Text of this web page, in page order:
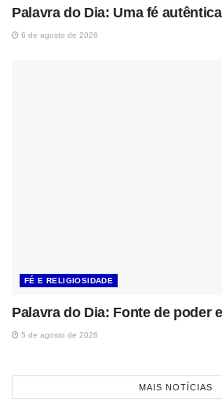
Palavra do Dia: Uma fé autêntica
6 de agosto de 2026
FÉ E RELIGIOSIDADE
Palavra do Dia: Fonte de poder
5 de agosto de 2026
MAIS NOTÍCIAS